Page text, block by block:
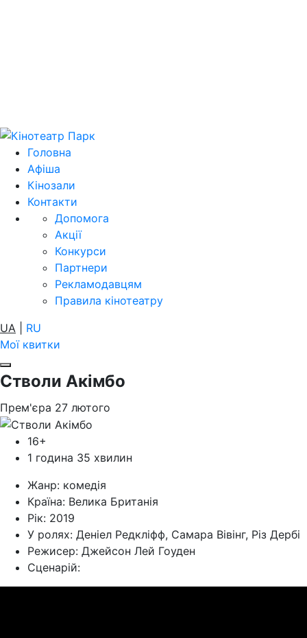
Головна
Афіша
Кінозали
Контакти
Допомога
Акції
Конкурси
Партнери
Рекламодавцям
Правила кінотеатру
UA
RU
Мої квитки
Стволи Акімбо
Прем'єра 27 лютого
16+
1 година 35 хвилин
Жанр: комедія
Країна: Велика Британія
Рік: 2019
У ролях: Деніел Редкліфф, Самара Вівінг, Різ Дербі
Режисер: Джейсон Лей Гоуден
Cценарій: